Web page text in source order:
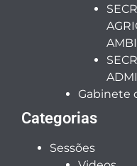
Gabinete
Categorias
Sessões